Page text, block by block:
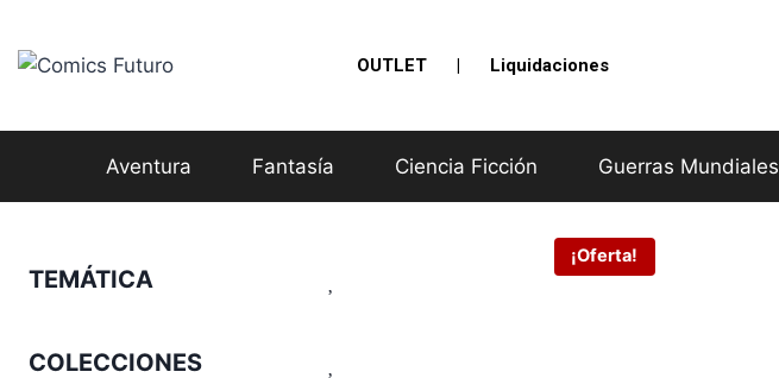
contenido
OUTLET | Liquidaciones
Aventura Fantasía Ciencia Ficción Guerras Mundiales
¡Oferta!
TEMÁTICA
COLECCIONES